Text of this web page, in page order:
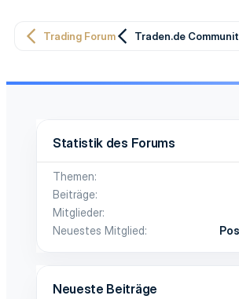
Trading Forum Traden.de
Statistik des Forums
Themen
Beiträge
Mitglieder
Neuestes Mitglied
Neueste Beiträge